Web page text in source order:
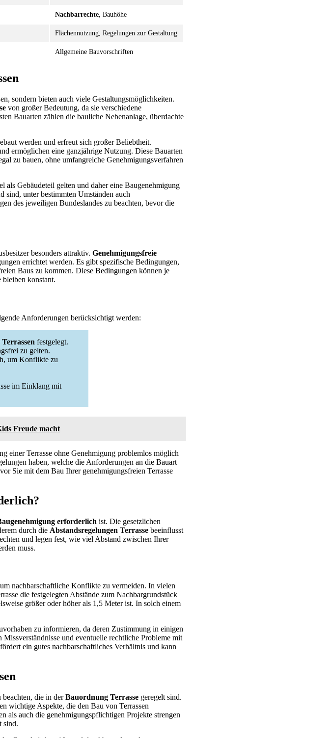
Nachbarrechte , Bauhöhe
Flächennutzung, Regelungen zur Gestaltung
Allgemeine Bauvorschriften
sondern bieten auch viele Gestaltungsmöglichkeiten.
von großer Bedeutung, da sie verschiedene
Bauarten zählen die bauliche Nebenanlage, überdachte
werden und erfreut sich großer Beliebtheit.
ermöglichen eine ganzjährige Nutzung. Diese Bauarten
zu bauen, ohne umfangreiche Genehmigungsverfahren
als Gebäudeteil gelten und daher eine Baugenehmigung
sind, unter bestimmten Umständen auch
des jeweiligen Bundeslandes zu beachten, bevor die
besonders attraktiv. Genehmigungsfreie
errichtet werden. Es gibt spezifische Bedingungen,
Baus zu kommen. Diese Bedingungen können je
konstant.
Anforderungen berücksichtigt werden:
festgelegt.
zu gelten.
um Konflikte zu
im Einklang mit
Freude macht
einer Terrasse ohne Genehmigung problemlos möglich
haben, welche die Anforderungen an die Bauart
Sie mit dem Bau Ihrer genehmigungsfreien Terrasse
erforderlich ist. Die gesetzlichen
durch die Abstandsregelungen Terrasse beeinflusst
und legen fest, wie viel Abstand zwischen Ihrer
muss.
nachbarschaftliche Konflikte zu vermeiden. In vielen
die festgelegten Abstände zum Nachbargrundstück
größer oder höher als 1,5 Meter ist. In solch einem
zu informieren, da deren Zustimmung in einigen
und eventuelle rechtliche Probleme mit
ein gutes nachbarschaftliches Verhältnis und kann
beachten, die in derBauordnung Terrasse geregelt sind.
wichtige Aspekte, die den Bau von Terrassen
als auch die genehmigungspflichtigen Projekte strengen
sind.